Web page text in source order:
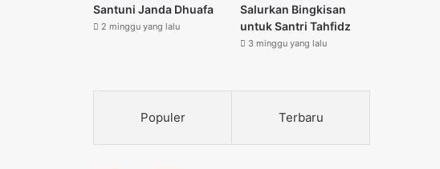
Santuni Janda Dhuafa
2 minggu yang lalu
Salurkan Bingkisan
untuk Santri Tahfidz
3 minggu yang lalu
Populer Terbaru